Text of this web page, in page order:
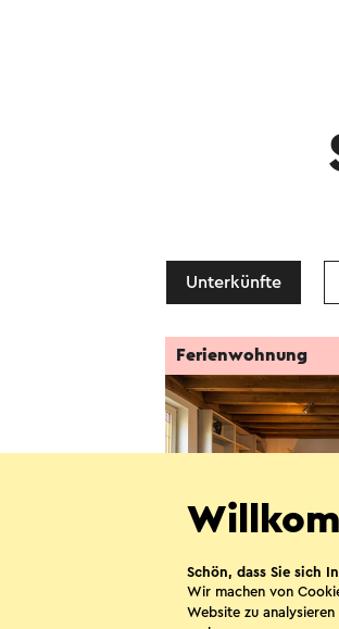
Unterkünfte
Ferienwohnung
Schön, dass Sie sich
Wir machen von
Website zu